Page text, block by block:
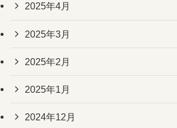
2025年4月
2025年3月
2025年2月
2025年1月
2024年12月